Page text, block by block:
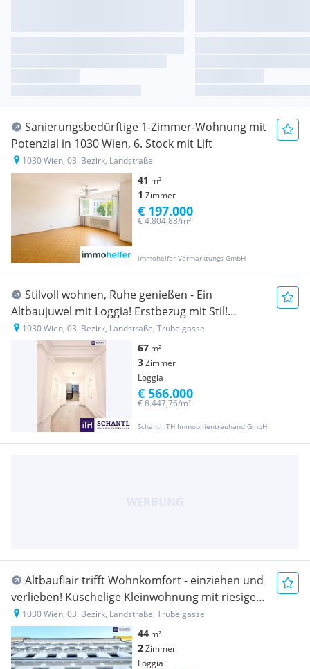
Sanierungsbedürftige 1-Zimmer-Wohnung mit
Potenzial in 1030 Wien, 6. Stock mit Lift
1030 Wien, 03. Bezirk, Landstraße
41 m²
1 Zimmer
immohelfer Vermarktungs GmbH
€ 4.804,88/m²
€ 197.000
Stilvoll wohnen, Ruhe genießen - Ein
Altbaujuwel mit Loggia! Erstbezug mit Stil!
Rundum saniertes Altbauhaus + Ideale
Raumaufteilung! Jetzt zugreifen!
1030 Wien, 03. Bezirk, Landstraße, Trubelgasse
67 m²
3Zimmer
Loggia
Schantl ITH Immobilientreuhand GmbH
€ 8.447,76/m²
€ 566.000
Altbauflair trifft Wohnkomfort - einziehen und
verlieben! Kuschelige Kleinwohnung mit riesiger
Loggia! Traumhaft sanierter Altbau + Perfekte
Raumaufteilung + Hochwertige Ausstattung +
Rundum saniert
1030 Wien, 03. Bezirk, Landstraße, Trubelgasse
44 m²
2Zimmer
Loggia